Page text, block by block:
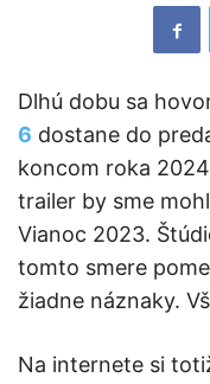
Dlhú dobu sa
6 dostane do
koncom roka
trailer by sme
Vianoc 2023.
tomto smere
žiadne náznaky.
Na internete si